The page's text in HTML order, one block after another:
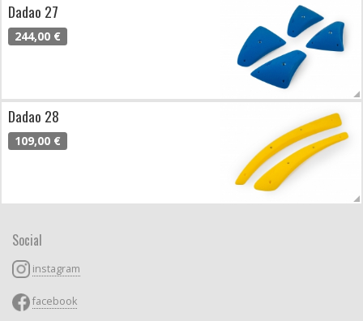
Dadao 27
244,00 €
Dadao 28
109,00 €
Social
instagram
facebook